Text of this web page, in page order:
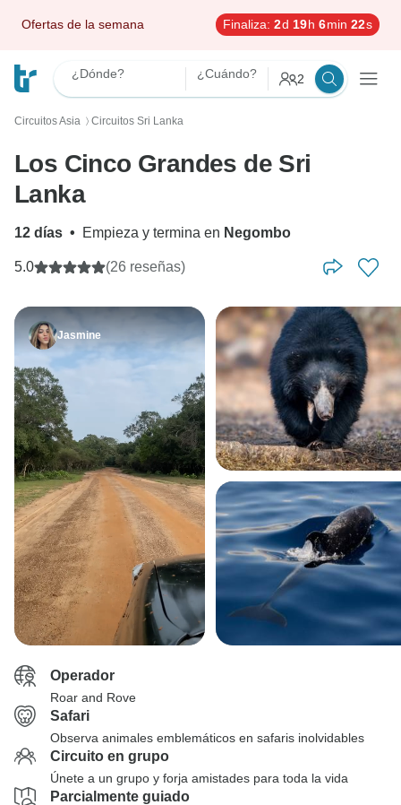
Ofertas de la semana Finaliza: 2d 19h 6min 21s
¿Dónde? ¿Cuándo? 2
Circuitos Asia 〉 Circuitos Sri Lanka
Los Cinco Grandes de Sri
Lanka
12 días • Empieza y termina en Negombo
5.0 (26 reseñas)
Jasmine
Operador
Roar and Rove
Safari
Observa animales emblemáticos en safaris inolvidables
Circuito en grupo
Únete a un grupo y forja amistades para toda la vida
Parcialmente guiado